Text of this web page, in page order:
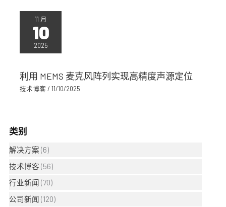
11 月
10
2025
利用 MEMS 麦克风阵列实现高精度声源定位
技术博客 /11/10/2025
类别
解决方案 (6)
技术博客 (56)
行业新闻 (70)
公司新闻 (120)